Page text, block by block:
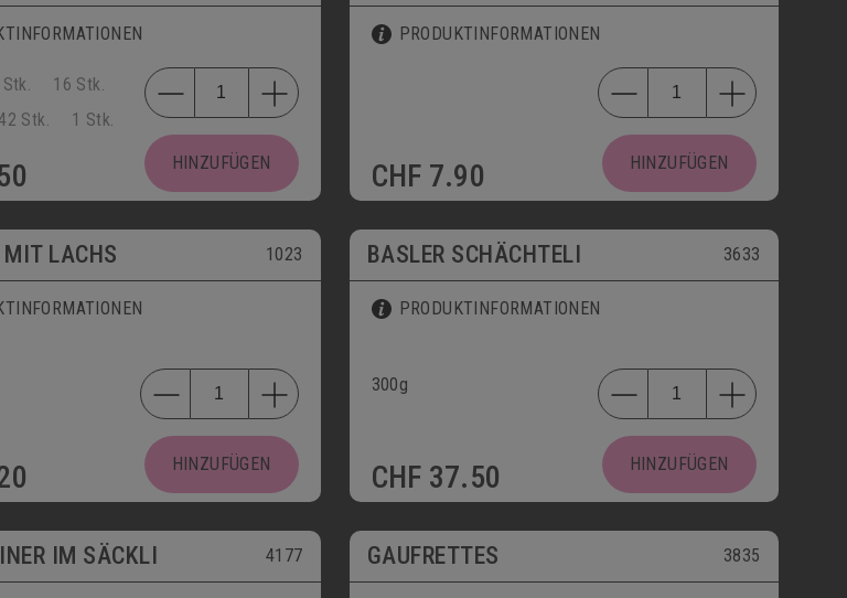
16 Stk.
Stk. 1 Stk.
HINZUFÜGEN
PRODUKTINFORMATIONEN
CHF 7.90 HINZUFÜGEN
LACHS 1023
HINZUFÜGEN
BASLER SCHÄCHTELI 3633
PRODUKTINFORMATIONEN
300g
CHF 37.50 HINZUFÜGEN
IM SÄCKLI 4177 GAUFRETTES 3835